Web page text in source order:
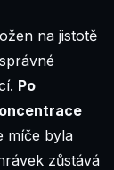
na jistotě
Po
míče byla
zůstává